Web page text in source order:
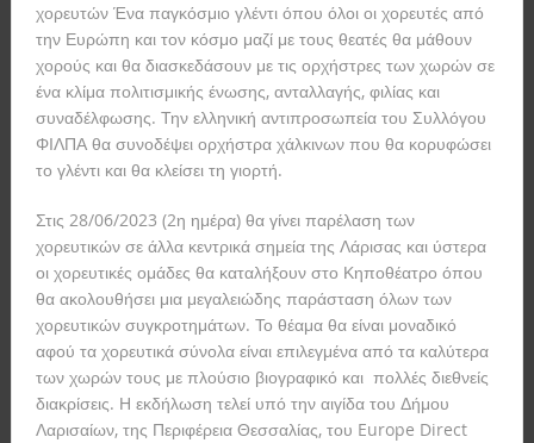
χορευτών Ένα παγκόσμιο γλέντι όπου όλοι οι χορευτές από
την Ευρώπη και τον κόσμο μαζί με τους θεατές θα μάθουν
χορούς και θα διασκεδάσουν με τις ορχήστρες των χωρών σε
ένα κλίμα πολιτισμικής ένωσης, ανταλλαγής, φιλίας και
συναδέλφωσης. Την ελληνική αντιπροσωπεία του Συλλόγου
ΦΙΛΠΑ θα συνοδέψει ορχήστρα χάλκινων που θα κορυφώσει
το γλέντι και θα κλείσει τη γιορτή.
Στις 28/06/2023 (2η ημέρα) θα γίνει παρέλαση των
χορευτικών σε άλλα κεντρικά σημεία της Λάρισας και ύστερα
οι χορευτικές ομάδες θα καταλήξουν στο Κηποθέατρο όπου
θα ακολουθήσει μια μεγαλειώδης παράσταση όλων των
χορευτικών συγκροτημάτων. Το θέαμα θα είναι μοναδικό
αφού τα χορευτικά σύνολα είναι επιλεγμένα από τα καλύτερα
των χωρών τους με πλούσιο βιογραφικό και πολλές διεθνείς
διακρίσεις. Η εκδήλωση τελεί υπό την αιγίδα του Δήμου
Λαρισαίων, της Περιφέρεια Θεσσαλίας, του Europe Direct